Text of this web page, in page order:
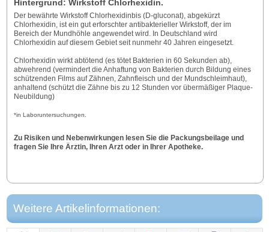
Hintergrund: Wirkstoff Chlorhexidin.
Der bewährte Wirkstoff Chlorhexidinbis (D-gluconat), abgekürzt
Chlorhexidin, ist ein gut erforschter antibakterieller Wirkstoff, der im
Bereich der Mundhöhle angewendet wird. In Deutschland wird
Chlorhexidin auf diesem Gebiet seit nunmehr 40 Jahren eingesetzt.
Chlorhexidin wirkt abtötend (es tötet Bakterien in 60 Sekunden ab),
abwehrend (vermindert die Anhaftung von Bakterien durch Bildung eines
schützenden Films auf Zähnen, Zahnfleisch und der Mundschleimhaut),
anhaltend (schützt die Zähne bis zu 12 Stunden vor übermäßiger Plaque-
Neubildung)
*in Laboruntersuchungen.
Zu Risiken und Nebenwirkungen lesen Sie die Packungsbeilage und
fragen Sie Ihre Ärztin, Ihren Arzt oder in Ihrer Apotheke.
Weitere Artikelinformationen: